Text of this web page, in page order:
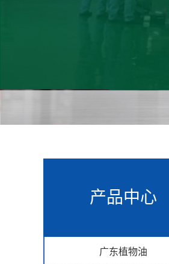
产品中心
广东植物油